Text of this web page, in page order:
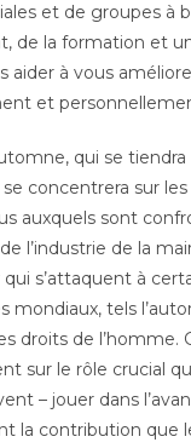
et de groupes à
de la formation et
aider à vous
et
qui se tiendra
concentrera sur
auxquels sont
l’industrie de la
s’attaquent à
mondiaux, tels
droits de l’homme.
sur le rôle crucial
– ​​jouer dans
la contribution que